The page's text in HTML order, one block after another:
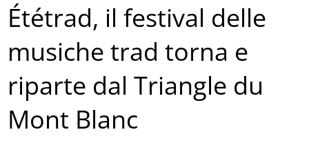
Ététrad, il festival delle
musiche trad torna e
riparte dal Triangle du
Mont Blanc